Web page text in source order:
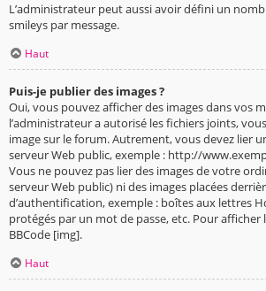
L’administrateur peut aussi avoir défini un
smileys par message.
Haut
Puis-je publier des images ?
Oui, vous pouvez afficher des images dans vos
l’administrateur a autorisé les fichiers joints,
image sur le forum. Autrement, vous devez lier
serveur Web public, exemple : http://
Vous ne pouvez pas lier des images de votre
serveur Web public) ni des images placées
d’authentification, exemple : boîtes aux lettres
protégés par un mot de passe, etc. Pour afficher
BBCode [img].
Haut